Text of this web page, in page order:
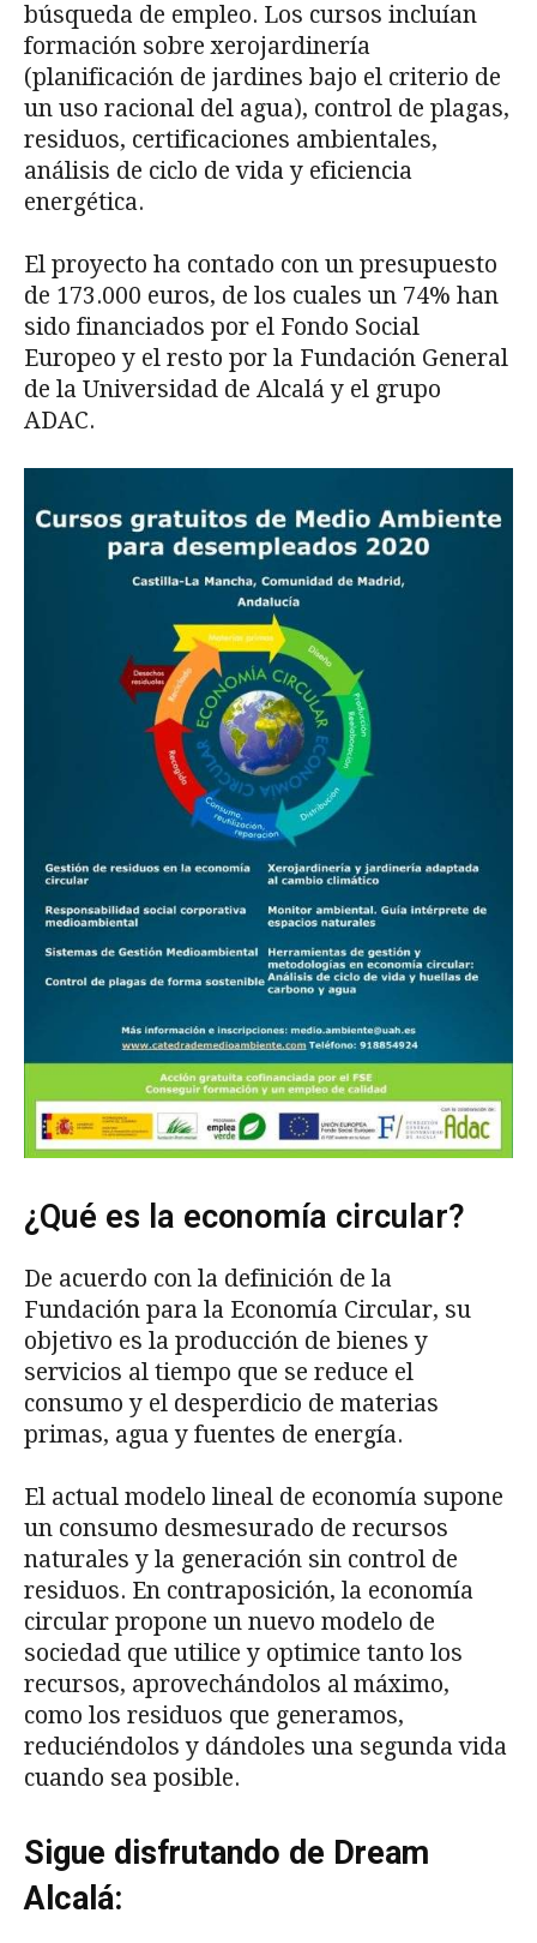
búsqueda de empleo. Los cursos incluían
formación sobre xerojardinería
(planificación de jardines bajo el criterio de
un uso racional del agua), control de plagas,
residuos, certificaciones ambientales,
análisis de ciclo de vida y eficiencia
energética.
El proyecto ha contado con un presupuesto
de 173.000 euros, de los cuales un 74% han
sido financiados por el Fondo Social
Europeo y el resto por la Fundación General
de la Universidad de Alcalá y el grupo
ADAC.
¿Qué es la economía circular?
De acuerdo con la definición de la
Fundación para la Economía Circular, su
objetivo es la producción de bienes y
servicios al tiempo que se reduce el
consumo y el desperdicio de materias
primas, agua y fuentes de energía.
El actual modelo lineal de economía supone
un consumo desmesurado de recursos
naturales y la generación sin control de
residuos. En contraposición, la economía
circular propone un nuevo modelo de
sociedad que utilice y optimice tanto los
recursos, aprovechándolos al máximo,
como los residuos que generamos,
reduciéndolos y dándoles una segunda vida
cuando sea posible.
Sigue disfrutando de Dream
Alcalá: